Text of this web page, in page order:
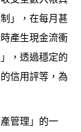
」，在每月甚
產生現金流衝
，透過穩定的
信用評等，為
管理」的一